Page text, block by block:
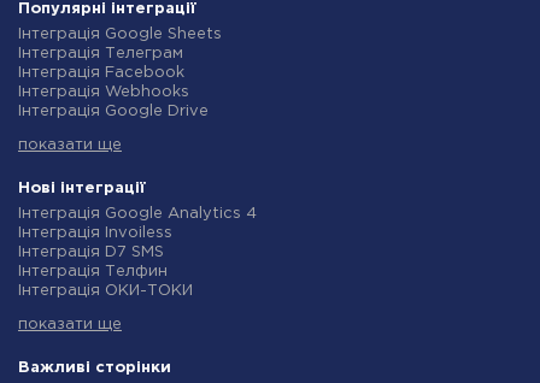
Популярні інтеграції
Інтеграція Google Sheets
Інтеграція Телеграм
Інтеграція Facebook
Інтеграція Webhooks
Інтеграція Google Drive
Інтеграція Gmail
Інтеграція Rozetka
Інтеграція OpenAI (ChatGPT)
Інтеграція Binotel
Інтеграція Prom
Інтеграція Приват24
Інтеграція OLX
Інтеграція SendPulse
Інтеграція Stream Telecom
показати ще
Нові інтеграції
Інтеграція Google Analytics 4
Інтеграція Invoiless
Інтеграція D7 SMS
Інтеграція Телфин
Інтеграція ОКИ-ТОКИ
Інтеграція Microsoft Dynamics 365
Інтеграція TxtSync
показати ще
Важливі сторінки